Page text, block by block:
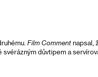
Film Comment napsal,
důvtipem a